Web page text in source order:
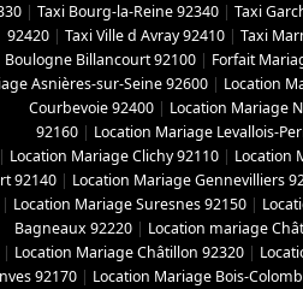
| Taxi Bourg-la-Reine 92340 | Taxi
92420 | Taxi Ville d Avray 92410 | Taxi
Boulogne Billancourt 92100 | Forfait
Asnières-sur-Seine 92600 | Location
Courbevoie 92400 | Location Mariage
92160 | Location Mariage Levallois-
| Location Mariage Clichy 92110 | Location
92140 | Location Mariage Gennevilliers
| Location Mariage Suresnes 92150 |
Bagneaux 92220 | Location mariage
| Location Mariage Châtillon 92320 |
92170 | Location Mariage Bois-